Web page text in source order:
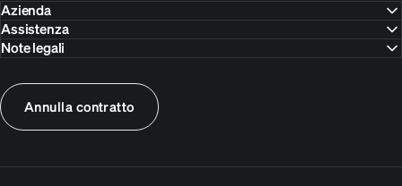
Azienda
Assistenza
Note legali
Annulla contratto